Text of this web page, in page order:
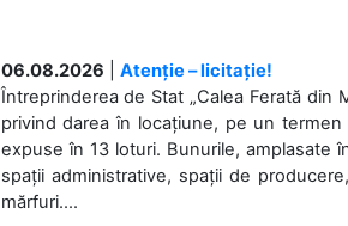
06.08.2026
Atenție – licitație!
Întreprinderea de Stat „Calea Ferată din
privind darea în locațiune, pe un
expuse în 13 loturi. Bunurile, amplasate
spații administrative, spații de
mărfuri....